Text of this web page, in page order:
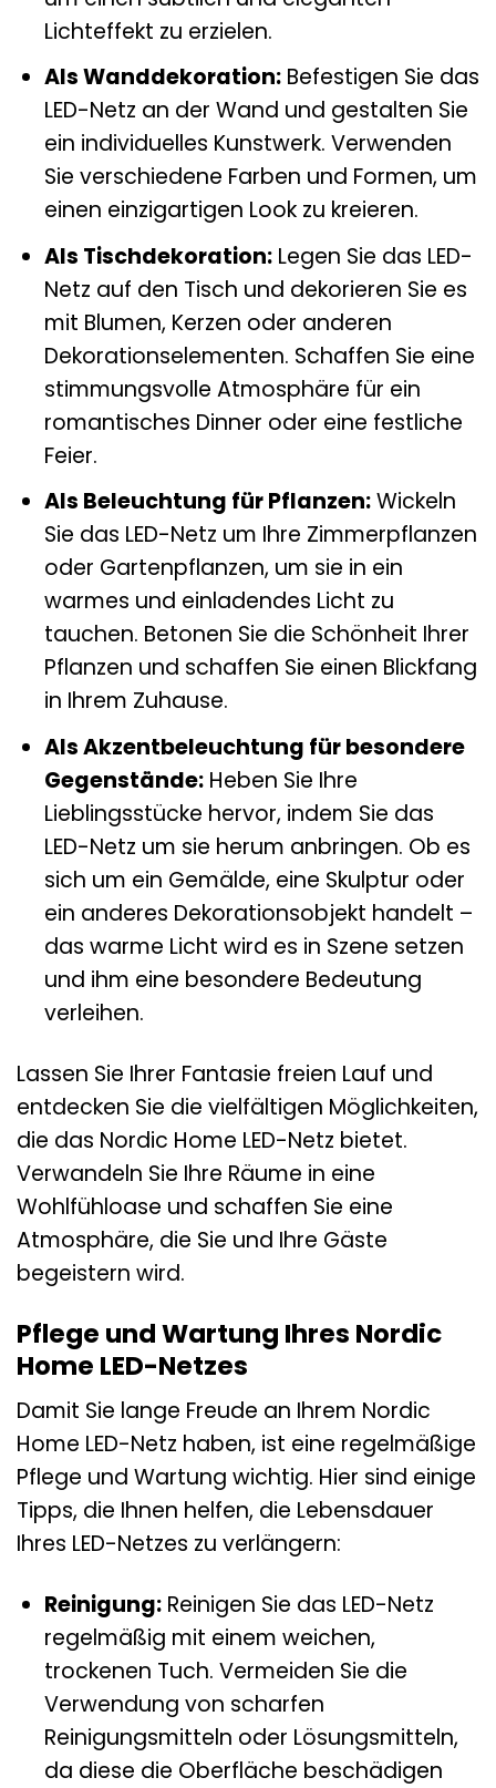
Lichteffekt zu erzielen.
Als Wanddekoration:Befestigen Sie das
LED-Netz an der Wand und gestalten Sie
ein individuelles Kunstwerk. Verwenden
Sie verschiedene Farben und Formen, um
einen einzigartigen Look zu kreieren.
Als Tischdekoration:Legen Sie das LED-
Netz auf den Tisch und dekorieren Sie es
mit Blumen, Kerzen oder anderen
Dekorationselementen. Schaffen Sie eine
stimmungsvolle Atmosphäre für ein
romantisches Dinner oder eine festliche
Feier.
Als Beleuchtung für Pflanzen:Wickeln
Sie das LED-Netz um Ihre Zimmerpflanzen
oder Gartenpflanzen, um sie in ein
warmes und einladendes Licht zu
tauchen. Betonen Sie die Schönheit Ihrer
Pflanzen und schaffen Sie einen Blickfang
in Ihrem Zuhause.
Als Akzentbeleuchtung für besondere
Gegenstände:Heben Sie Ihre
Lieblingsstücke hervor, indem Sie das
LED-Netz um sie herum anbringen. Ob es
sich um ein Gemälde, eine Skulptur oder
ein anderes Dekorationsobjekt handelt –
das warme Licht wird es in Szene setzen
und ihm eine besondere Bedeutung
verleihen.
Lassen Sie Ihrer Fantasie freien Lauf und
entdecken Sie die vielfältigen Möglichkeiten,
die das Nordic Home LED-Netz bietet.
Verwandeln Sie Ihre Räume in eine
Wohlfühloase und schaffen Sie eine
Atmosphäre, die Sie und Ihre Gäste
begeistern wird.
Pflege und Wartung Ihres Nordic
Home LED-Netzes
Damit Sie lange Freude an Ihrem Nordic
Home LED-Netz haben, ist eine regelmäßige
Pflege und Wartung wichtig. Hier sind einige
Tipps, die Ihnen helfen, die Lebensdauer
Ihres LED-Netzes zu verlängern:
Reinigung:Reinigen Sie das LED-Netz
regelmäßig mit einem weichen,
trockenen Tuch. Vermeiden Sie die
Verwendung von scharfen
Reinigungsmitteln oder Lösungsmitteln,
da diese die Oberfläche beschädigen